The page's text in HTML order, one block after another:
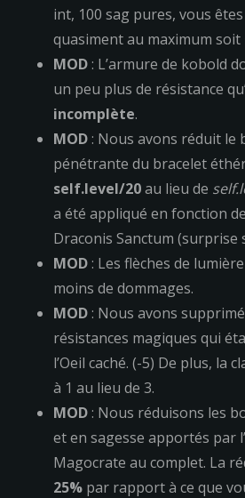
int, 100 sag pures, vous
quasiment au maximum soit
MOD: L’armure de kobold
un peu plus de résistance
incomplète.
MOD: Nous avons réduit le
pénétrante du bracelet
self.level/20au lieu de
a été appliqué en fonction
Draconis Sanctum (surprise
MOD: Les flèches de
moins de dommages.
MOD: Nous avons
résistances magiques qui
l’Oeil caché. (-5) De plus, la
à 1 au lieu de 3.
MOD: Nous réduisons les
et en sagesse apportés par
Magocrate au complet. La
25% par rapport à ce que